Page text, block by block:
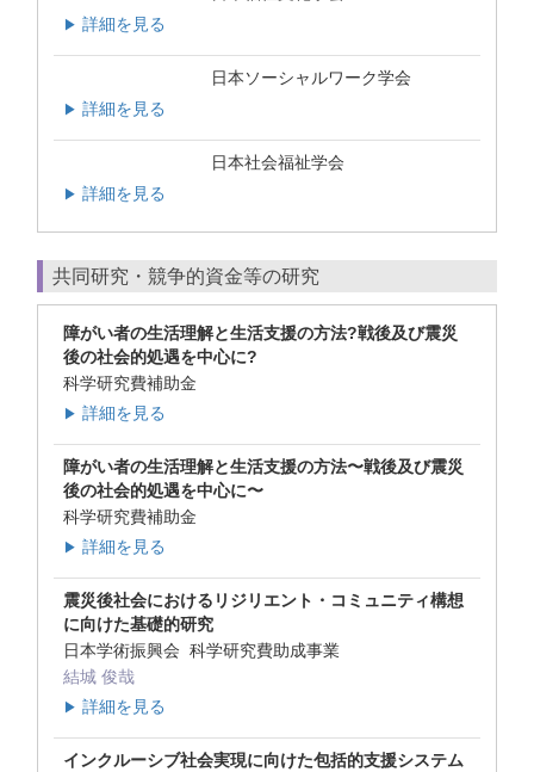
▶ 詳細を見る
日本ソーシャルワーク学会
▶ 詳細を見る
日本社会福祉学会
▶ 詳細を見る
共同研究・競争的資金等の研究
障がい者の生活理解と生活支援の方法?戦後及び震災
後の社会的処遇を中心に?
科学研究費補助金
▶ 詳細を見る
障がい者の生活理解と生活支援の方法〜戦後及び震災
後の社会的処遇を中心に〜
科学研究費補助金
▶ 詳細を見る
震災後社会におけるリジリエント・コミュニティ構想
に向けた基礎的研究
日本学術振興会 科学研究費助成事業
結城 俊哉
▶ 詳細を見る
インクルーシブ社会実現に向けた包括的支援システム